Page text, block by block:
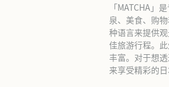
「MATCHA」
泉、美食、购
种语言来提供
佳旅游行程。
丰富。对于想
来享受精彩的日